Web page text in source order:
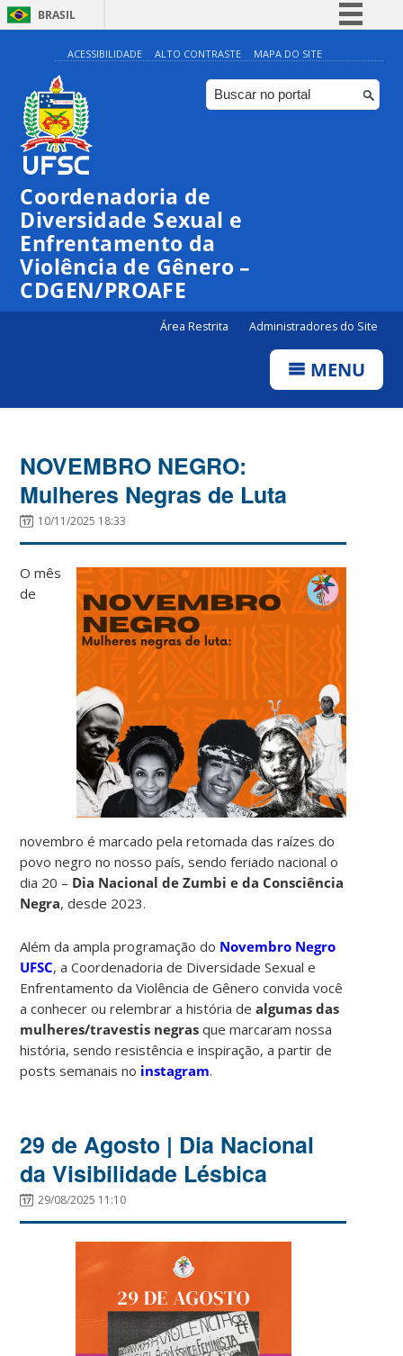
BRASIL
Simplifique!
Comunica BR
Participe
ACESSIBILIDADE ALTO CONTRASTE MAPA DO SITE
Coordenadoria de
Diversidade Sexual e
Enfrentamento da
Violência de Gênero –
CDGEN/PROAFE
Área Restrita Administradores do Site
MENU
NOVEMBRO NEGRO:
Mulheres Negras de Luta
10/11/2025 18:33
O mês
de
novembro émarcado pela retomada das raízes do
povo negro no nosso país, sendo feriado nacional o
dia 20 – Dia Nacional de Zumbi e da Consciência
Negra,desde 2023.
Além da ampla programação do Novembro Negro
UFSC, aCoordenadoria de Diversidade Sexual e
Enfrentamento da Violência de Gêneroconvida você
a conhecer ou relembrar a história dealgumas das
mulheres/travestis negras que marcaram nossa
história, sendo resistência e inspiração, a partir de
posts semanais no instagram.
29 de Agosto | Dia Nacional
da Visibilidade Lésbica
29/08/2025 11:10